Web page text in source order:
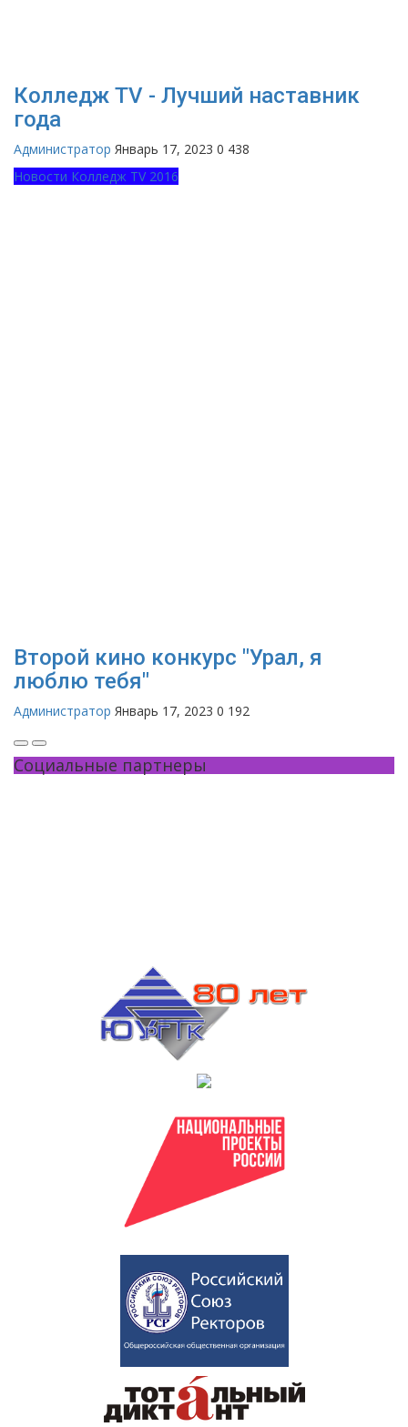
Колледж TV - Лучший наставник
года
Администратор Январь 17, 2023 0 438
Новости Колледж TV 2016
Второй кино конкурс "Урал, я
люблю тебя"
Администратор Январь 17, 2023 0 192
Социальные партнеры